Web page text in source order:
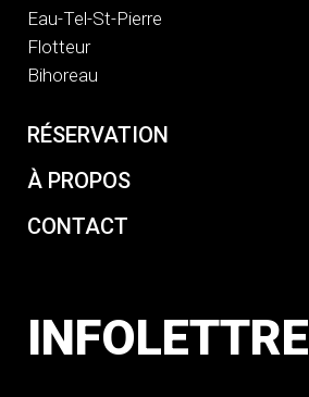
Eau-Tel-St-Pierre
Flotteur
Bihoreau
RÉSERVATION
À PROPOS
CONTACT
INFOLETTRE